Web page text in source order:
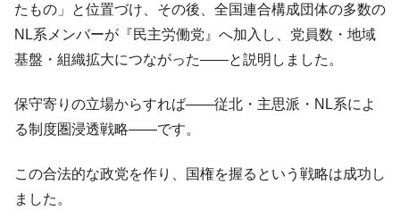
たもの」と位置づけ、その後、全国連合構成団体の多数の
NL系メンバーが『民主労働党』へ加入し、党員数・地域
基盤・組織拡大につながった――と説明しました。
保守寄りの立場からすれば――従北・主思派・NL系によ
る制度圏浸透戦略――です。
この合法的な政党を作り、国権を握るという戦略は成功し
ました。